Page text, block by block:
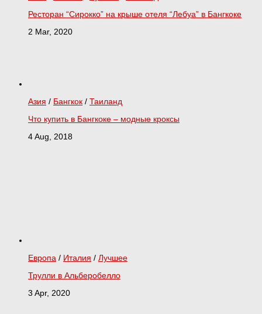
Ресторан “Сирокко” на крыше отеля “Лебуа” в Бангкоке
2 Mar, 2020
Азия / Бангкок / Таиланд
Что купить в Бангкоке – модные кроксы
4 Aug, 2018
Европа / Италия / Лучшее
Трулли в Альберобелло
3 Apr, 2020